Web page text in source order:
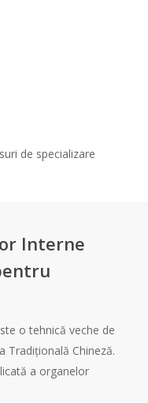
de specializare
Interne
o tehnică veche de
Tradițională Chineză.
a organelor